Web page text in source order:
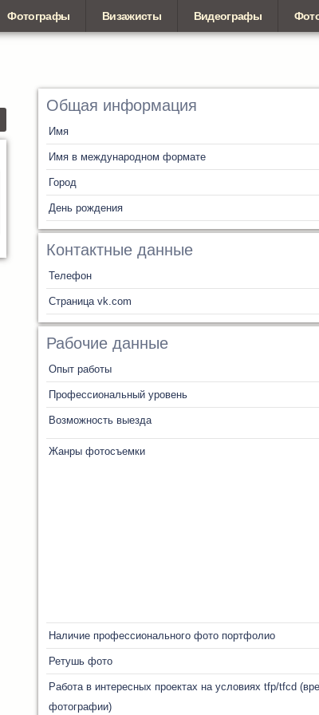
Фотографы Визажисты Видеографы
Общая информация
Имя
Имя в международном формате
Город
День рождения
Контактные данные
Телефон
Страница vk.com
Рабочие данные
Опыт работы
Профессиональный уровень
Возможность выезда
Жанры фотосъемки
Наличие профессионального фото портфолио
Ретушь фото
Работа в интересных проектах на условиях tfp/tfcd
фотографии)